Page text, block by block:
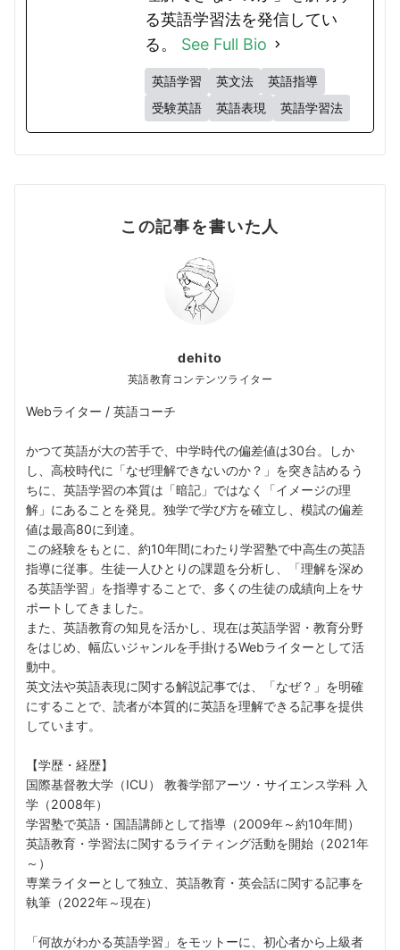
る英語学習法を発信してい
る。 See Full Bio
英語学習 英文法
英語指導
受験英語
英語表現 英語学習法
この記事を書いた人
dehito
英語教育コンテンツライター
Webライター / 英語コーチ
かつて英語が大の苦手で、中学時代の偏差値は30台。しか
し、高校時代に「なぜ理解できないのか？」を突き詰めるう
ちに、英語学習の本質は「暗記」ではなく「イメージの理
解」にあることを発見。独学で学び方を確立し、模試の偏差
値は最高80に到達。
この経験をもとに、約10年間にわたり学習塾で中高生の英語
指導に従事。生徒一人ひとりの課題を分析し、「理解を深め
る英語学習」を指導することで、多くの生徒の成績向上をサ
ポートしてきました。
また、英語教育の知見を活かし、現在は英語学習・教育分野
をはじめ、幅広いジャンルを手掛けるWebライターとして活
動中。
英文法や英語表現に関する解説記事では、「なぜ？」を明確
にすることで、読者が本質的に英語を理解できる記事を提供
しています。
【学歴・経歴】
国際基督教大学（ICU） 教養学部アーツ・サイエンス学科 入
学（2008年）
学習塾で英語・国語講師として指導（2009年～約10年間）
英語教育・学習法に関するライティング活動を開始（2021年
～）
専業ライターとして独立、英語教育・英会話に関する記事を
執筆（2022年～現在）
「何故がわかる英語学習」をモットーに、初心者から上級者